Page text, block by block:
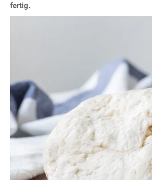
fertig.